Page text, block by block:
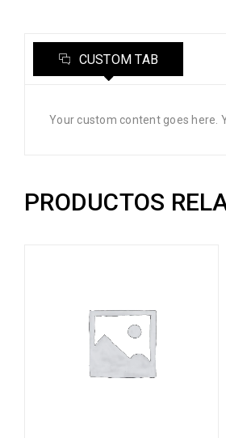
CUSTOM TAB
Your custom content goes here.
PRODUCTOS